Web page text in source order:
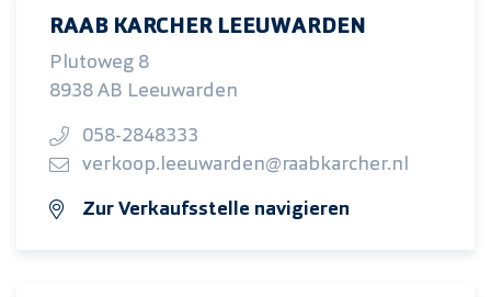
RAAB KARCHER LEEUWARDEN
Plutoweg 8
8938 AB Leeuwarden
058-2848333
verkoop.leeuwarden@raabkarcher.nl
Zur Verkaufsstelle navigieren